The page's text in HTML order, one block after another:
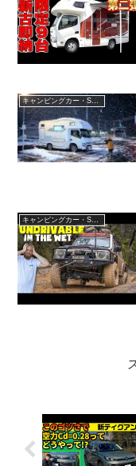
キャンピングカー・SUV人気車種
キャンピングカー・SUV人気車種